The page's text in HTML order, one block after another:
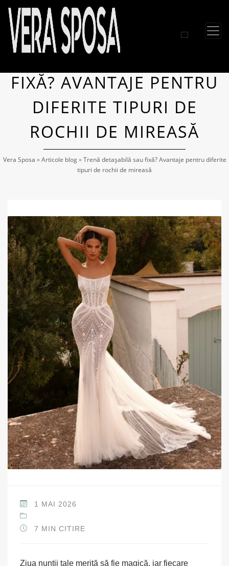
TRENĂ DETAȘABILĂ SAU
FIXĂ? AVANTAJE PENTRU
DIFERITE TIPURI DE
ROCHII DE MIREASĂ
Vera Sposa »Articole blog»Trenă detașabilă sau fixă? Avantaje pentru diferite
tipuri de rochii de mireasă
1 MAI 2026
7 MIN CITIRE
Ziua nunții tale merită să fie magică, iar fiecare